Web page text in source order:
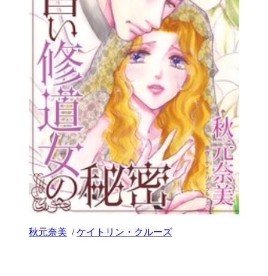
秋元奈美 /ケイトリン・クルーズ